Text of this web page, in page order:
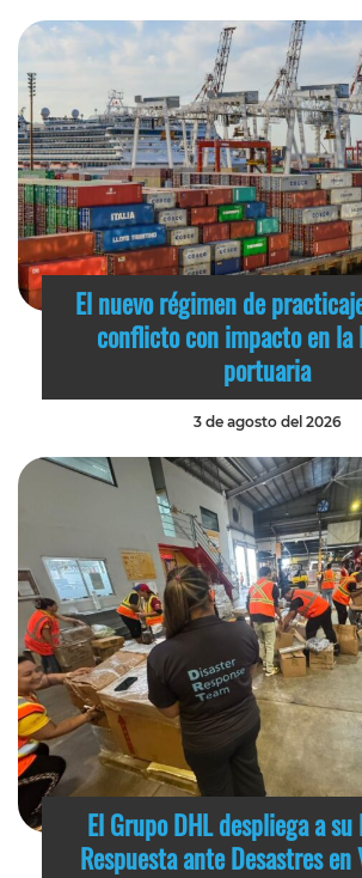
El nuevo régimen de
conflicto con impacto en
portuaria
3 de agosto del 2026
El Grupo DHL despliega a su
Respuesta ante Desastres en